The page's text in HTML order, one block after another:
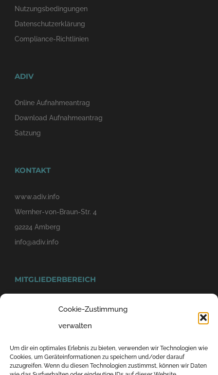
Cookie-Zustimmung
verwalten
Um dir ein optimales Erlebnis zu bieten, verwenden wir Technologien wie
Cookies, um Geräteinformationen zu speichern und/oder darauf
zuzugreifen. Wenn du diesen Technologien zustimmst, können wir Daten
Nutzungsbedingungen
Datenschutzerklärung
Compliance-Richtlinien
ADIV
Online Aufnahmeantrag
Download Aufnahmeantrag
Satzung
KONTAKT
www.adiv.info
Wernher-von-Braun-Str. 4
92224 Amberg
info@adiv.info
MITGLIEDERBEREICH